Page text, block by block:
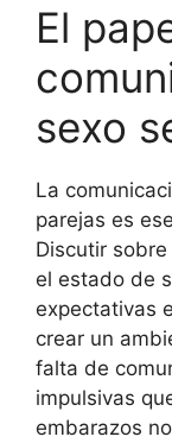
El
sexo
La
parejas es
Discutir
el estado de
expectativas
crear un
falta de
impulsivas
embarazos